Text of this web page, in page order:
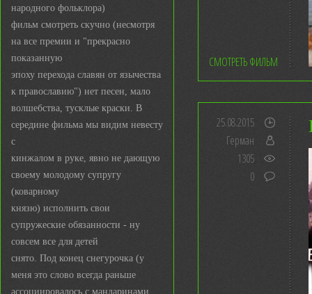
народного фольклора)
фильм смотреть скучно (несмотря
на все премии и "прекрасно
показанную
эпоху перехода славян от язычества
к православию") нет песен, мало
волшебства, тусклые краски. В
середине фильма мы видим невесту
с
кинжалом в руке, явно не дающую
своему молодому супругу
(коварному
князю) исполнить свои
супружеские обязанности - ну
совсем все для детей
снято. Под конец снегурочка (у
меня это слово всегда раньше
ассоциировалось с мандаринами,
СМОТРЕТЬ ФИЛЬМ
25.08.2015
Герман
1305
0